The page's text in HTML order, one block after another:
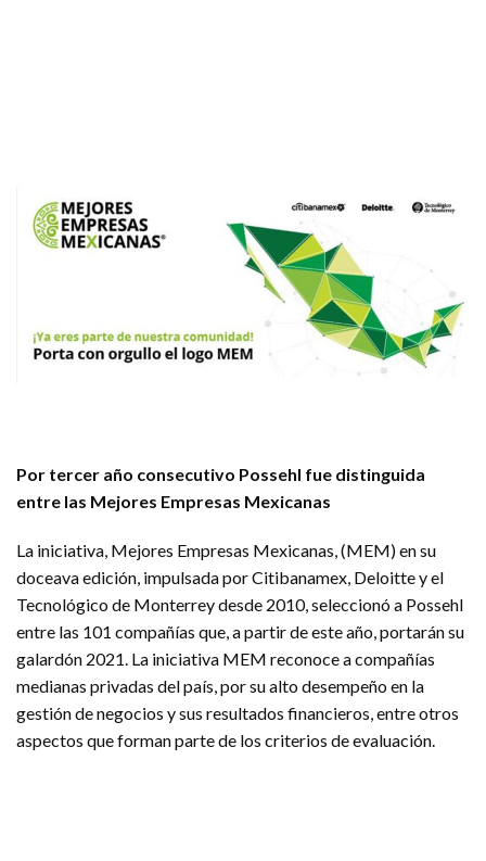
Por tercer año consecutivo Possehl fue distinguida
entre las Mejores Empresas Mexicanas
La iniciativa, Mejores Empresas Mexicanas, (MEM) en su
doceava edición, impulsada por Citibanamex, Deloitte y el
Tecnológico de Monterrey desde 2010, seleccionó a Possehl
entre las 101 compañías que, a partir de este año, portarán su
galardón 2021. La iniciativa MEM reconoce a compañías
medianas privadas del país, por su alto desempeño en la
gestión de negocios y sus resultados financieros, entre otros
aspectos que forman parte de los criterios de evaluación.